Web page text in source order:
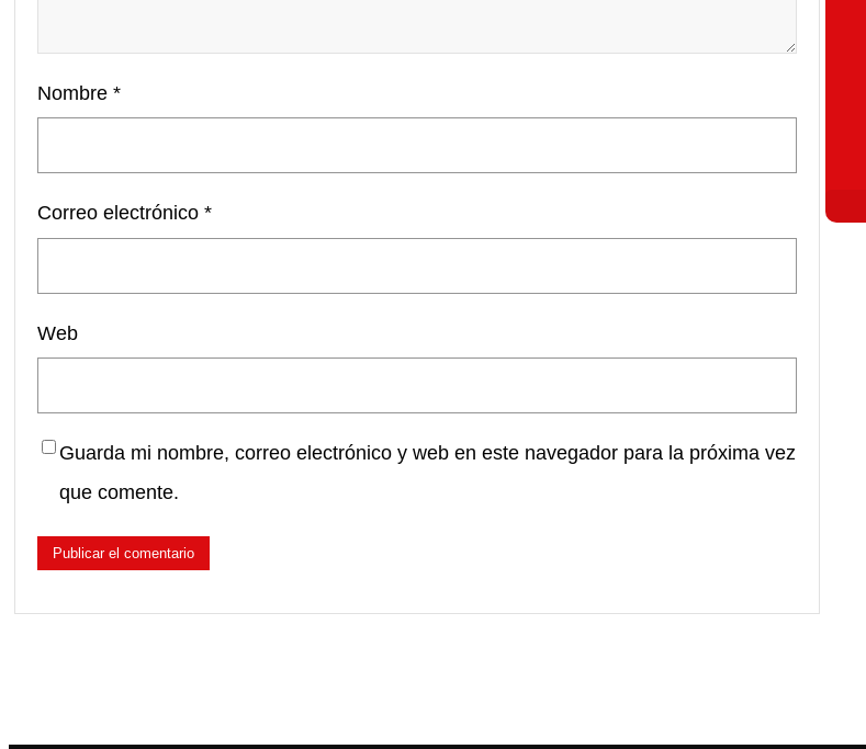
Nombre *
Correo electrónico *
Web
Guarda mi nombre, correo electrónico y web en este navegador para la próxima vez
que comente.